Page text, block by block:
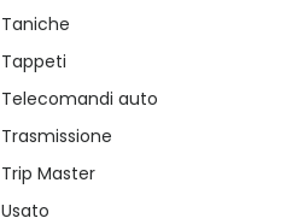
Taniche
Tappeti
Telecomandi auto
Trasmissione
Trip Master
Usato